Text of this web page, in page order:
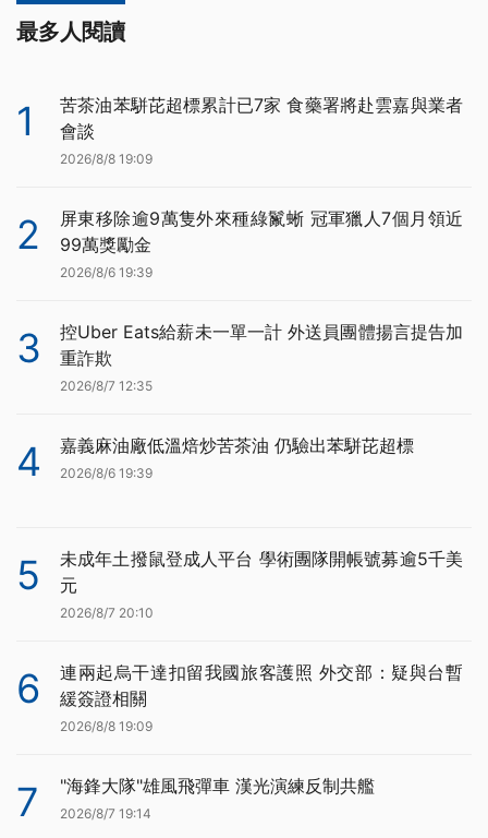
最多人閱讀
1
苦茶油苯駢芘超標累計已7家 食藥署將赴雲嘉與業者
會談
2026/8/8 19:09
2
屏東移除逾9萬隻外來種綠鬣蜥 冠軍獵人7個月領近
99萬獎勵金
2026/8/6 19:39
3
控Uber Eats給薪未一單一計 外送員團體揚言提告加
重詐欺
2026/8/7 12:35
4 嘉義麻油廠低溫焙炒苦茶油 仍驗出苯駢芘超標
2026/8/6 19:39
5
未成年土撥鼠登成人平台 學術團隊開帳號募逾5千美
元
2026/8/7 20:10
6
連兩起烏干達扣留我國旅客護照 外交部：疑與台暫
緩簽證相關
2026/8/8 19:09
7 "海鋒大隊"雄風飛彈車 漢光演練反制共艦
2026/8/7 19:14